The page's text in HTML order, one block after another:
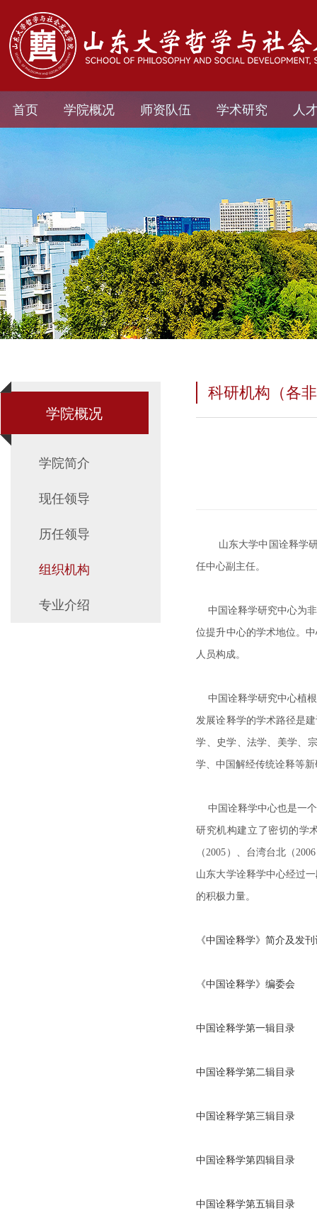
首页 学院概况 师资队伍 学术研究 人
学院概况
学院简介
现任领导
历任领导
组织机构
专业介绍
科研机构（各
山东大学中国诠释学
任中心副主任。
中国诠释学研究中心为非
位提升中心的学术地位。
人员构成。
中国诠释学研究中心植根
发展诠释学的学术路径是
学、史学、法学、美学、
学、中国解经传统诠释等
中国诠释学中心也是一个
研究机构建立了密切的学
（2005）、台湾台北（
山东大学诠释学中心经过
的积极力量。
《中国诠释学》简介及发
《中国诠释学》编委会
中国诠释学第一辑目录
中国诠释学第二辑目录
中国诠释学第三辑目录
中国诠释学第四辑目录
中国诠释学第五辑目录